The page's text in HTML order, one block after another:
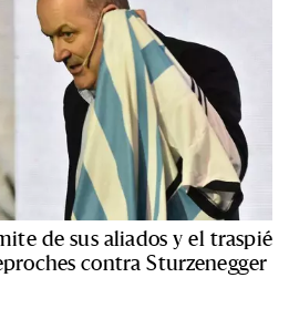
de sus aliados y el traspié
contra Sturzenegger